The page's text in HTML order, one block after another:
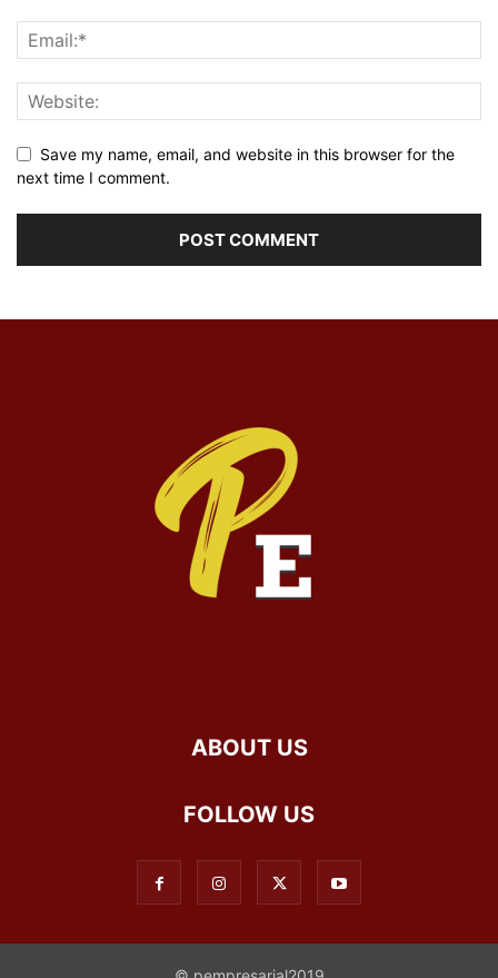
Save my name, email, and website in this browser for the
next time I comment.
ABOUT US
FOLLOW US